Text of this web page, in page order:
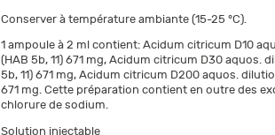
Conserver à température ambiante (15-25 °C).
1 ampoule à 2 ml contient: Acidum citricum D10
(HAB 5b, 11) 671 mg, Acidum citricum D30 aquos.
5b, 11) 671 mg, Acidum citricum D200 aquos. dilutio
671 mg. Cette préparation contient en outre des
chlorure de sodium.
Solution injectable